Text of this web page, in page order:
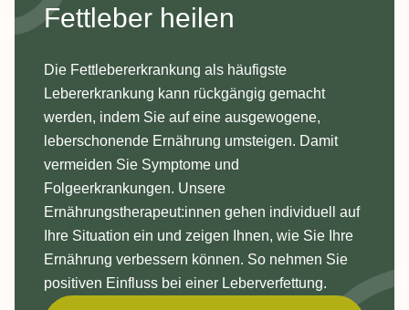
Fettleber heilen
Die Fettlebererkrankung als häufigste
Lebererkrankung kann rückgängig gemacht
werden, indem Sie auf eine ausgewogene,
leberschonende Ernährung umsteigen. Damit
vermeiden Sie Symptome und
Folgeerkrankungen. Unsere
Ernährungstherapeut:innen gehen individuell auf
Ihre Situation ein und zeigen Ihnen, wie Sie Ihre
Ernährung verbessern können. So nehmen Sie
positiven Einfluss bei einer Leberverfettung.